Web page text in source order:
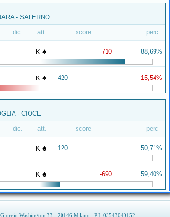
- SALERNO
dic. att. score perc
K ♠ -710 88,69%
K ♠ 420 15,54%
- CIOCE
dic. att. score perc
K ♠ 120 50,71%
K ♠ -690 59,40%
Washington 33 - 20146 Milano - P.I. 03543040152